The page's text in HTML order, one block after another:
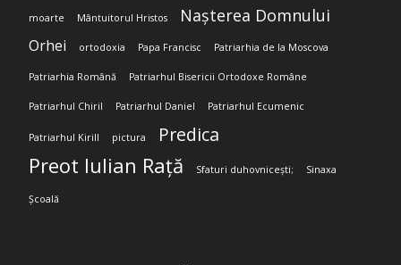
moarte Mântuitorul Hristos Nașterea Domnului
Orhei ortodoxia Papa Francisc Patriarhia de la Moscova
Patriarhia Română Patriarhul Bisericii Ortodoxe Române
Patriarhul Chiril Patriarhul Daniel Patriarhul Ecumenic
Patriarhul Kirill pictura Predica
Preot Iulian Rață Sfaturi duhovnicești; Sinaxa
Școală